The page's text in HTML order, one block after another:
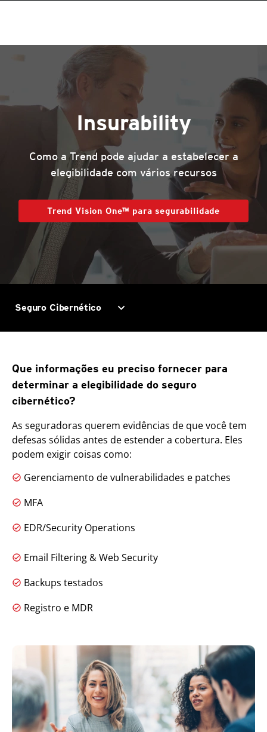
Insurability
Como a Trend pode ajudar a estabelecer a
elegibilidade com vários recursos
Trend Vision One™ para segurabilidade
Seguro Cibernético expand_more
Que informações eu preciso fornecer para
determinar a elegibilidade do seguro
cibernético?
As seguradoras querem evidências de que você tem
defesas sólidas antes de estender a cobertura. Eles
podem exigir coisas como:
Gerenciamento de vulnerabilidades e patches
MFA
EDR/Security Operations
Email Filtering & Web Security
Backups testados
Registro e MDR